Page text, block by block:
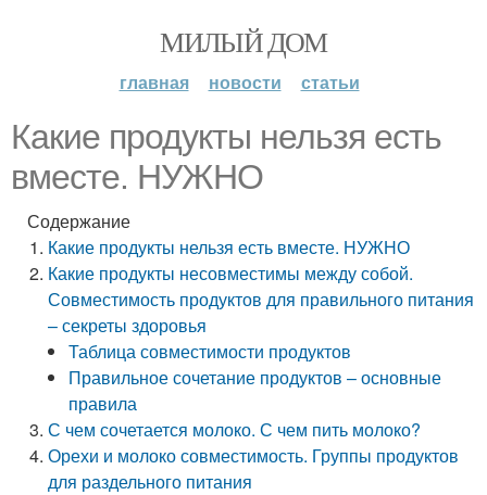
МИЛЫЙ ДОМ
главная новости статьи
Какие продукты нельзя есть
вместе. НУЖНО
Содержание
Какие продукты нельзя есть вместе. НУЖНО
Какие продукты несовместимы между собой.
Совместимость продуктов для правильного питания
– секреты здоровья
Таблица совместимости продуктов
Правильное сочетание продуктов – основные
правила
С чем сочетается молоко. С чем пить молоко?
Орехи и молоко совместимость. Группы продуктов
для раздельного питания